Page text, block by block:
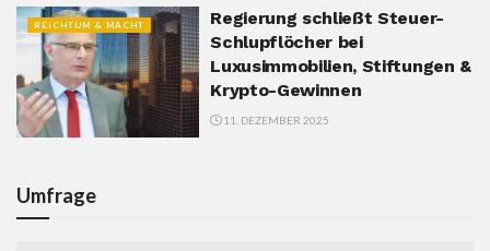
REICHTUM & MACHT
Regierung schließt Steuer-
Schlupflöcher bei
Luxusimmobilien, Stiftungen &
Krypto-Gewinnen
11. DEZEMBER 2025
Umfrage